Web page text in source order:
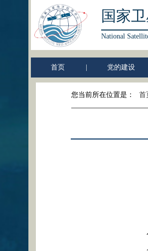
国家
National
首页 党的建设
您当前所在位置是： 首